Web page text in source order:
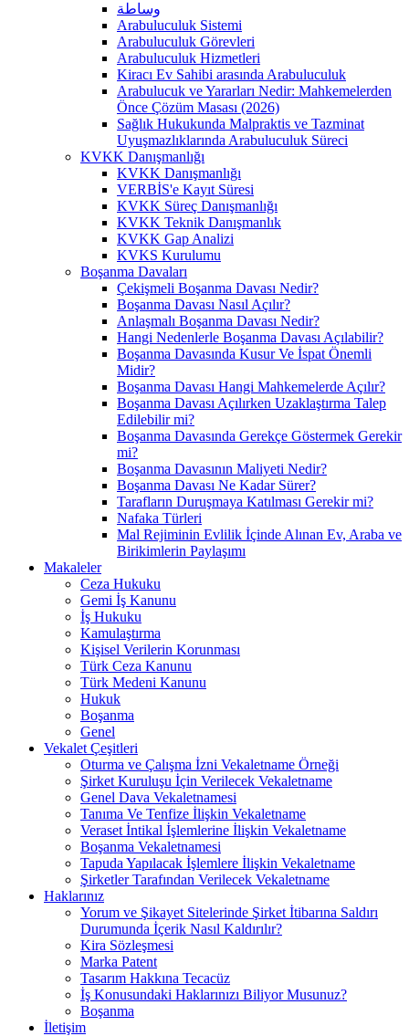
وساطة
Arabuluculuk Sistemi
Arabuluculuk Görevleri
Arabuluculuk Hizmetleri
Kiracı Ev Sahibi arasında Arabuluculuk
Arabulucuk ve Yararları Nedir: Mahkemelerden
Önce Çözüm Masası (2026)
Sağlık Hukukunda Malpraktis ve Tazminat
Uyuşmazlıklarında Arabuluculuk Süreci
KVKK Danışmanlığı
KVKK Danışmanlığı
VERBİS'e Kayıt Süresi
KVKK Süreç Danışmanlığı
KVKK Teknik Danışmanlık
KVKK Gap Analizi
KVKS Kurulumu
Boşanma Davaları
Çekişmeli Boşanma Davası Nedir?
Boşanma Davası Nasıl Açılır?
Anlaşmalı Boşanma Davası Nedir?
Hangi Nedenlerle Boşanma Davası Açılabilir?
Boşanma Davasında Kusur Ve İspat Önemli
Midir?
Boşanma Davası Hangi Mahkemelerde Açılır?
Boşanma Davası Açılırken Uzaklaştırma Talep
Edilebilir mi?
Boşanma Davasında Gerekçe Göstermek Gerekir
mi?
Boşanma Davasının Maliyeti Nedir?
Boşanma Davası Ne Kadar Sürer?
Tarafların Duruşmaya Katılması Gerekir mi?
Nafaka Türleri
Mal Rejiminin Evlilik İçinde Alınan Ev, Araba ve
Birikimlerin Paylaşımı
Makaleler
Ceza Hukuku
Gemi İş Kanunu
İş Hukuku
Kamulaştırma
Kişisel Verilerin Korunması
Türk Ceza Kanunu
Türk Medeni Kanunu
Hukuk
Boşanma
Genel
Vekalet Çeşitleri
Oturma ve Çalışma İzni Vekaletname Örneği
Şirket Kuruluşu İçin Verilecek Vekaletname
Genel Dava Vekaletnamesi
Tanıma Ve Tenfize İlişkin Vekaletname
Veraset İntikal İşlemlerine İlişkin Vekaletname
Boşanma Vekaletnamesi
Tapuda Yapılacak İşlemlere İlişkin Vekaletname
Şirketler Tarafından Verilecek Vekaletname
Haklarınız
Yorum ve Şikayet Sitelerinde Şirket İtibarına Saldırı
Durumunda İçerik Nasıl Kaldırılır?
Kira Sözleşmesi
Marka Patent
Tasarım Hakkına Tecacüz
İş Konusundaki Haklarınızı Biliyor Musunuz?
Boşanma
İletişim